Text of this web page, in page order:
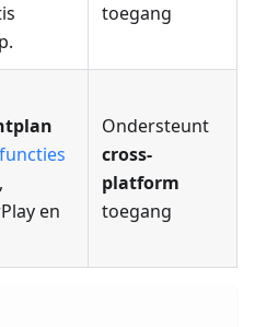
toegang
en
Ondersteunt
cross-
platform
toegang